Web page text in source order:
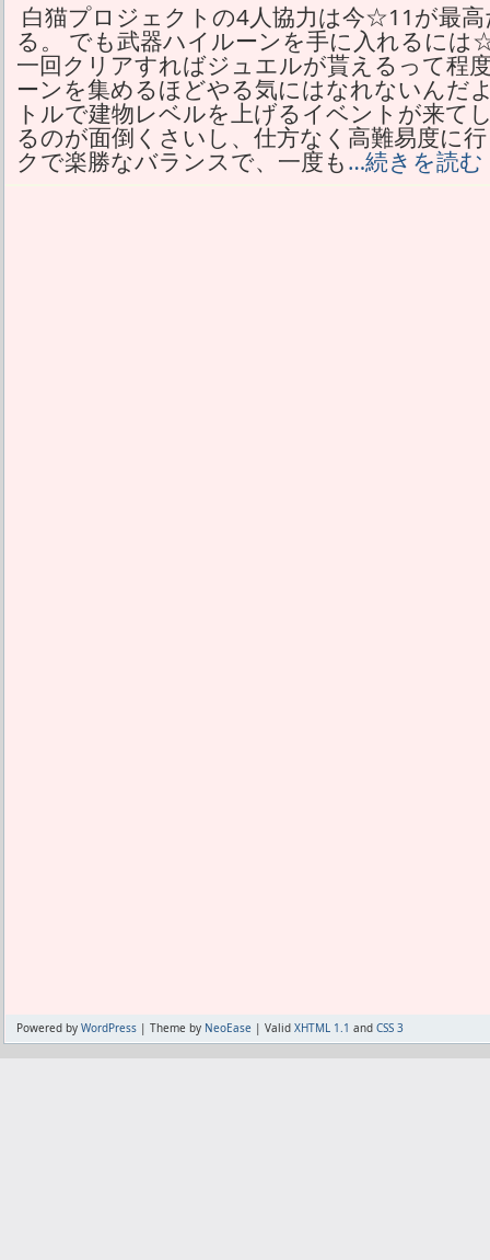
白猫プロジェクトの4人協力は今☆11が最
る。 でも武器ハイルーンを手に入れるに
一回クリアすればジュエルが貰えるって程
ーンを集めるほどやる気にはなれないんだ
トルで建物レベルを上げるイベントが来て
るのが面倒くさいし、仕方なく高難易度に
クで楽勝なバランスで、一度も…続きを読む
Powered by WordPress | Theme by NeoEase | Valid XHTML 1.1 and CSS 3